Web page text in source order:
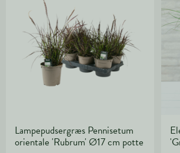
Lampepudsergræs Pennisetum
orientale 'Rubrum' Ø17 cm potte